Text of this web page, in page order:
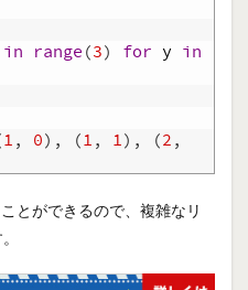
in range(3) for y in
1, 0) , (1, 1) , (2,
とができるので、複雑なリ